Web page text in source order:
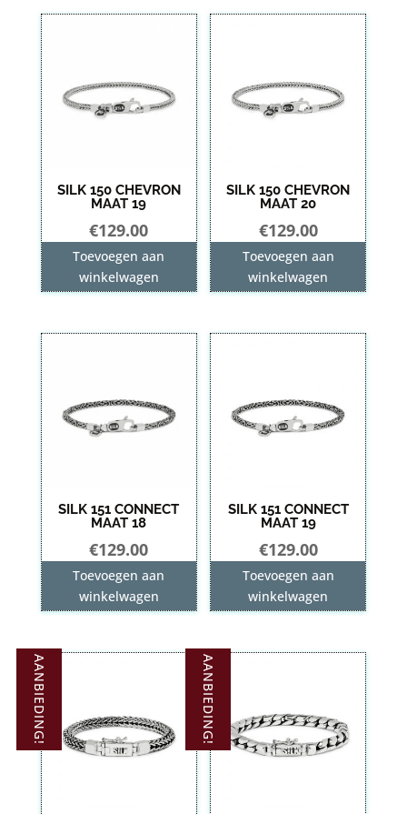
SILK 150 CHEVRON
MAAT 19
€129.00
Toevoegen aan
winkelwagen
SILK 150 CHEVRON
MAAT 20
€129.00
Toevoegen aan
winkelwagen
SILK 151 CONNECT
MAAT 18
€129.00
Toevoegen aan
winkelwagen
SILK 151 CONNECT
MAAT 19
€129.00
Toevoegen aan
winkelwagen
AANBIEDING! AANBIEDING!